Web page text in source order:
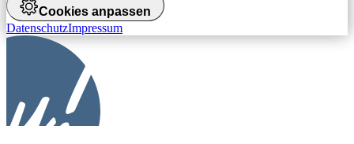
Cookies anpassen
DatenschutzImpressum